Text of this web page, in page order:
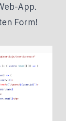
App.
Form!